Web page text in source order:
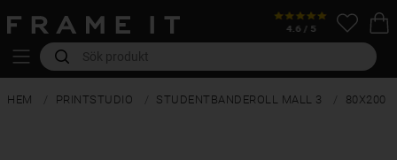
HEM PRINTSTUDIO STUDENTBANDEROLL MALL 3 80X200